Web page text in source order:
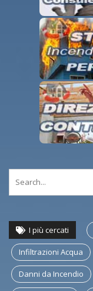
I più cercati
Infiltrazioni Acqua
Danni da Incendio